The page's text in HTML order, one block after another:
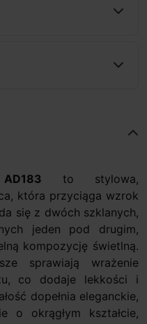
to stylowa,
która przyciąga wzrok
się z dwóch szklanych,
jeden pod drugim,
kompozycję świetlną.
sprawiają wrażenie
co dodaje lekkości i
dopełnia eleganckie,
o okrągłym kształcie,